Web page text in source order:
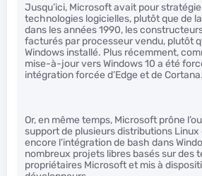
Jusqu’ici, Microsoft avait pour stratégie
technologies logicielles, plutôt que de
dans les années 1990, les
facturés par processeur vendu, plutôt
Windows installé. Plus récemment,
mise-à-jour vers Windows 10 a été
intégration forcée d’Edge et de Cortana.
Or, en même temps, Microsoft prône
support de plusieurs distributions Linux
encore l’intégration de bash dans
nombreux projets libres basés sur des
propriétaires Microsoft et mis à